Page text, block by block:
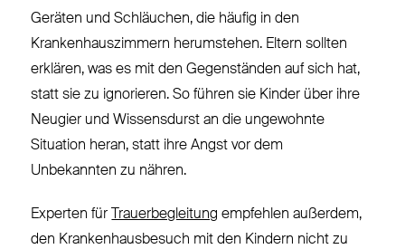
Geräten und Schläuchen, die häufig in den
Krankenhauszimmern herumstehen. Eltern sollten
erklären, was es mit den Gegenständen auf sich hat,
statt sie zu ignorieren. So führen sie Kinder über ihre
Neugier und Wissensdurst an die ungewohnte
Situation heran, statt ihre Angst vor dem
Unbekannten zu nähren.
Experten für Trauerbegleitung empfehlen außerdem,
den Krankenhausbesuch mit den Kindern nicht zu